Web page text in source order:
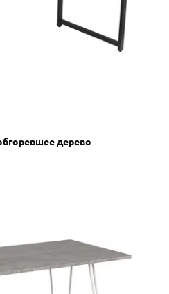
дерево